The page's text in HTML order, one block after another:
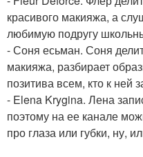
красивого макияжа, а
любимую подругу
- Соня есьман. Соня
макияжа, разбирает
позитива всем, кто к ней
- Elena Krygina. Лена
поэтому на ее канале
про глаза или губки, ну,